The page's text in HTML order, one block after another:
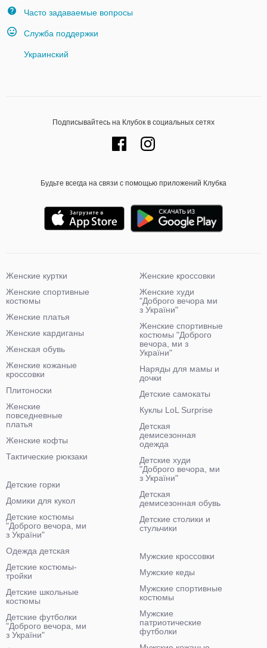
Часто задаваемые вопросы
Служба поддержки
Украинский
Подписывайтесь на Клубок в социальных сетях
Будьте всегда на связи с помощью приложений Клубка
Женские куртки
Женские спортивные
костюмы
Женские платья
Женские кардиганы
Женская обувь
Женские кожаные
кроссовки
Плитоноски
Женские
повседневные
платья
Женские кофты
Тактические рюкзаки
Женские кроссовки
Женские худи
"Доброго вечора ми
з України"
Женские спортивные
костюмы "Доброго
вечора, ми з
України"
Наряды для мамы и
дочки
Детские самокаты
Куклы LoL Surprise
Детская
демисезонная
одежда
Детские худи
"Доброго вечора, ми
з України"
Детская
демисезонная обувь
Детские столики и
стульчики
Детские горки
Домики для кукол
Детские костюмы
"Доброго вечора, ми
з України"
Одежда детская
Детские костюмы-
тройки
Детские школьные
костюмы
Детские футболки
"Доброго вечора, ми
з України"
Мужские кроссовки
Мужские кеды
Мужские спортивные
костюмы
Мужские
патриотические
футболки